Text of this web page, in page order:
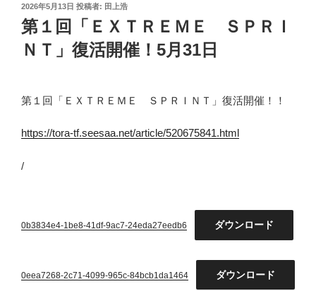
投
稿
日:
2026年5月13日 投稿者: 田上浩
第１回「ＥＸＴＲＥＭＥ ＳＰＲＩ
ＮＴ」復活開催！5月31日
第１回「ＥＸＴＲＥＭＥ ＳＰＲＩＮＴ」復活開催！！
https://tora-tf.seesaa.net/article/520675841.html
/
0b3834e4-1be8-41df-9ac7-24eda27eedb6 ダウンロード
0eea7268-2c71-4099-965c-84bcb1da1464 ダウンロード